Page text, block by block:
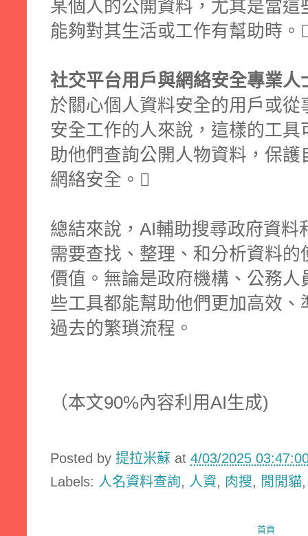
某個人的公開資料，尤其是當這
能夠對其生活或工作有幫助時。
社交平台用戶與網絡安全專業人
於關心個人資料安全的用戶或從
安全工作的人來說，這樣的工具
助他們查詢公開人物資料，保護
網絡安全。
總結來說，AI輔助搜尋政府資
需要查找、整理、和分析資料
價值。無論是政府機構、公務
些工具都能幫助他們更加高效
過去的繁瑣流程。
（本文90%內容利用AI生成)
Posted by 提拉米蘇 at 4/03/2025
Labels: 人名資料查詢, 人資, 肉搜, 閒閒貓
首頁